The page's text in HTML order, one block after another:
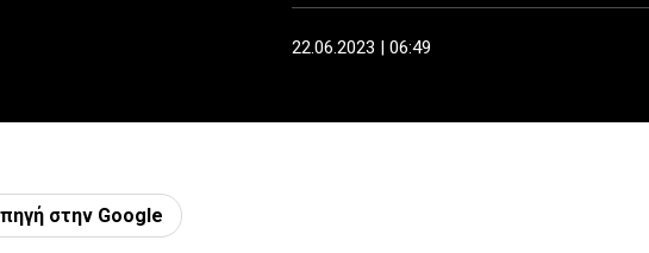
22.06.2023 | 06:49
στην Google